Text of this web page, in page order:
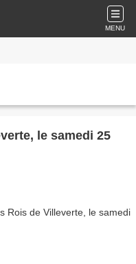
MENU
le samedi 25